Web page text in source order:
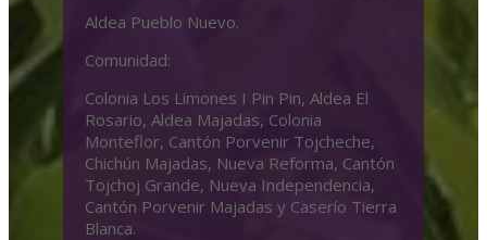
Aldea Pueblo Nuevo.
Comunidad:
Colonia Los Limones I Pin Pin, Aldea El
Rosario, Aldea Majadas, Colonia
Monteflor, Cantón Porvenir Tojcheche,
Chichún Majadas, Nueva Reforma, Cantón
Tojchoj Grande, Nueva Independencia,
Cantón Porvenir Majadas y Caserío Tierra
Blanca.